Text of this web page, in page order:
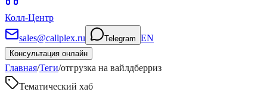
Колл-Центр
sales@callplex.ru
Telegram EN
Консультация онлайн
Главная/Теги/отгрузка на вайлдберриз
Тематический хаб